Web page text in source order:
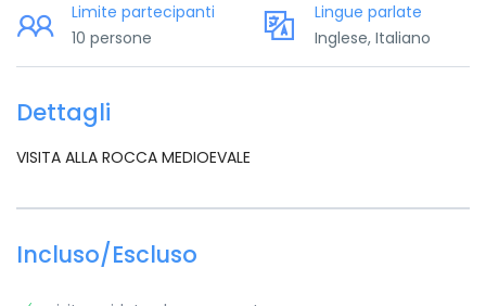
Limite partecipanti
10 persone
Lingue parlate
Inglese, Italiano
Dettagli
VISITA ALLA ROCCA MEDIOEVALE
Incluso/Escluso